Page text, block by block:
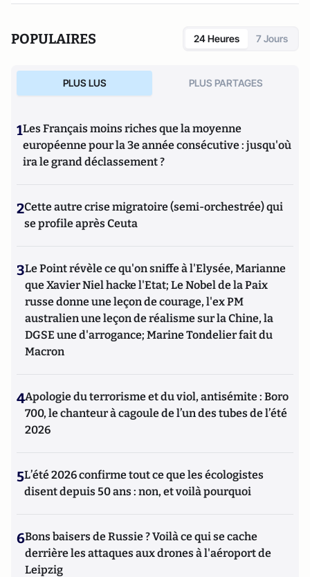
POPULAIRES 24 Heures 7 Jours
PLUS LUS PLUS PARTAGES
1Les Français moins riches que la moyenne
européenne pour la 3e année consécutive : jusqu'où
ira le grand déclassement ?
2Cette autre crise migratoire (semi-orchestrée) qui
se profile après Ceuta
3Le Point révèle ce qu'on sniffe à l'Elysée, Marianne
que Xavier Niel hacke l'Etat; Le Nobel de la Paix
russe donne une leçon de courage, l'ex PM
australien une leçon de réalisme sur la Chine, la
DGSE une d'arrogance; Marine Tondelier fait du
Macron
4Apologie du terrorisme et du viol, antisémite : Boro
700, le chanteur à cagoule de l’un des tubes de l’été
2026
5L’été 2026 confirme tout ce que les écologistes
disent depuis 50 ans : non, et voilà pourquoi
6Bons baisers de Russie ? Voilà ce qui se cache
derrière les attaques aux drones à l'aéroport de
Leipzig